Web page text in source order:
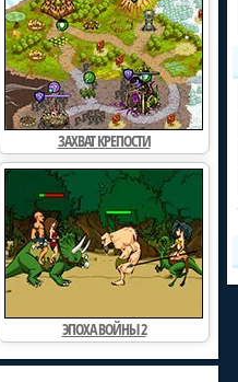
5 Защитник
ЗАХВАТ КРЕПОСТИ
ЭПОХА ВОЙНЫ 2